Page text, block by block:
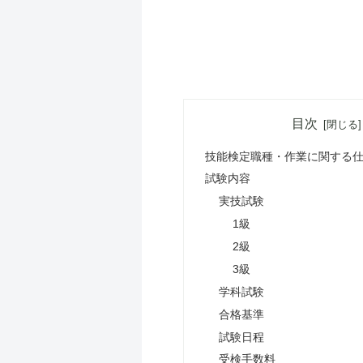
目次
技能検定職種・作業に関する
試験内容
実技試験
1級
2級
3級
学科試験
合格基準
試験日程
受検手数料